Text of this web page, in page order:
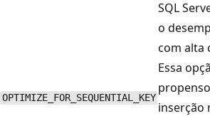
OPTIMIZE_FOR_SEQUENTIAL_KEY
SQL
o
com alta
Essa
inserção